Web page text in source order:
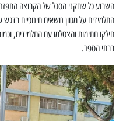
השבוע כל שחקני הסגל של הקבוצה
התלמידים על מגוון נושאים חינוכיים
חילקו חתימות והצטלמו עם התלמידים,
בבתי הספר.